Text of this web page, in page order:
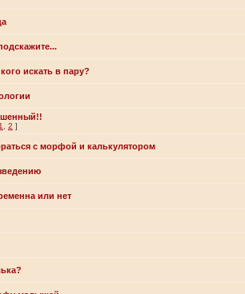
искать в пару?
1 2 ]
с морфой и калькулятором
или нет